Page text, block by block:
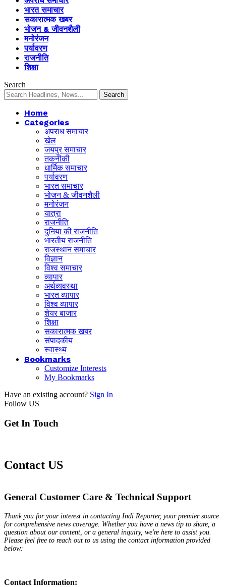
भारत समाचार
सकारात्मक खबर
भोजन & जीवनशैली
मनोरंजन
पर्यावरण
राजनीति
शिक्षा
Search
Home
Categories
अपराध समाचार
खेल
जयपुर समाचार
तकनीकी
धार्मिक समाचार
पर्यावरण
भारत समाचार
भोजन & जीवनशैली
मनोरंजन
यात्रा
राजनीति
दुनिया की राजनीति
भारतीय राजनीति
राजस्थान समाचार
विज्ञान
विश्व समाचार
व्यापार
अर्थव्यवस्था
भारत व्यापार
विश्व व्यापार
शेयर बाजार
शिक्षा
सकारात्मक खबर
संपादकीय
स्वास्थ्य
Bookmarks
Customize Interests
My Bookmarks
Have an existing account? Sign In
Follow US
Get In Touch
Contact US
General Customer Care & Technical Support
Thank you for your interest in contacting Indi Reporter, your premier source
for comprehensive news coverage. Whether you have a news tip to share, a
question about our content, or a general inquiry, we're here to assist you.
Please feel free to reach out to us using the contact information provided
below:
Contact Information: